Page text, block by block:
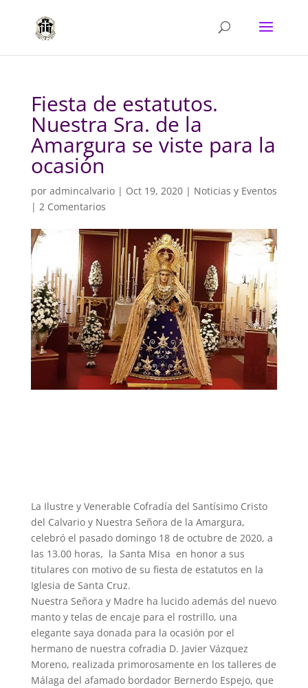
Fiesta de estatutos.
Nuestra Sra. de la
Amargura se viste para la
ocasión
por admincalvario| Oct 19, 2020| Noticias y Eventos
| 2 Comentarios
La Ilustre y Venerable Cofradía del Santísimo Cristo
del Calvario y Nuestra Señora de la Amargura,
celebró el pasado domingo 18 de octubre de 2020, a
las 13.00 horas, la Santa Misa en honor a sus
titulares con motivo de su fiesta de estatutos en la
Iglesia de Santa Cruz.
Nuestra Señora y Madre ha lucido además del nuevo
manto y telas de encaje para el rostrillo, una
elegante saya donada para la ocasión por el
hermano de nuestra cofradia D. Javier Vázquez
Moreno, realizada primorosamente en los talleres de
Málaga del afamado bordador Bernerdo Espejo, que